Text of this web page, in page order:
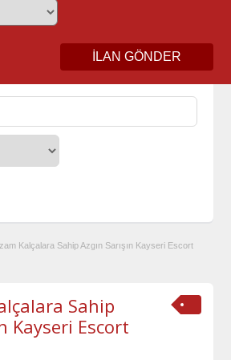
İLAN GÖNDER
Kalçalara Sahip Azgın Sarışın Kayseri Escort
Sahip
Kayseri Escort